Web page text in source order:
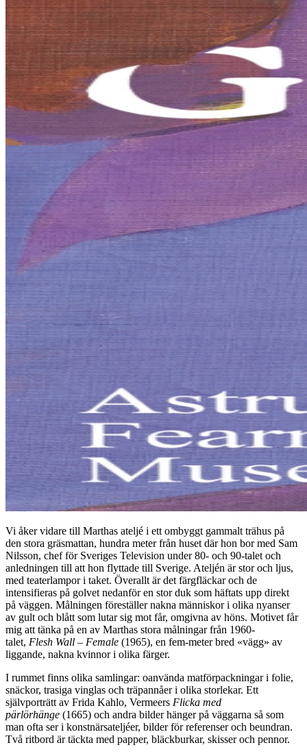
Vi åker vidare till Marthas ateljé i ett ombyggt gammalt trähus på
den stora gräsmattan, hundra meter från huset där hon bor med Sam
Nilsson, chef för Sveriges Television under 80- och 90-talet och
anledningen till att hon flyttade till Sverige. Ateljén är stor och ljus,
med teaterlampor i taket. Överallt är det färgfläckar och de
intensifieras på golvet nedanför en stor duk som häftats upp direkt
på väggen. Målningen föreställer nakna människor i olika nyanser
av gult och blått som lutar sig mot får, omgivna av höns. Motivet får
mig att tänka på en av Marthas stora målningar från 1960-
talet, Flesh Wall – Female (1965), en fem-meter bred «vägg» av
liggande, nakna kvinnor i olika färger.
I rummet finns olika samlingar: oanvända matförpackningar i folie,
snäckor, trasiga vinglas och träpannåer i olika storlekar. Ett
självporträtt av Frida Kahlo, Vermeers Flicka med
pärlörhänge (1665) och andra bilder hänger på väggarna så som
man ofta ser i konstnärsateljéer, bilder för referenser och beundran.
Två ritbord är täckta med papper, bläckburkar, skisser och pennor.